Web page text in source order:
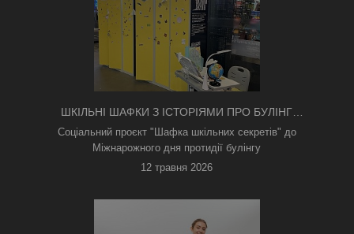
ШКІЛЬНІ ШАФКИ З ІСТОРІЯМИ ПРО БУЛІНГ
З'ЯВИЛИСЯ В КИЄВІ
Соціальний проєкт "Шафка шкільних секретів" до
Міжнарожного дня протидії булінгу
12 травня 2026